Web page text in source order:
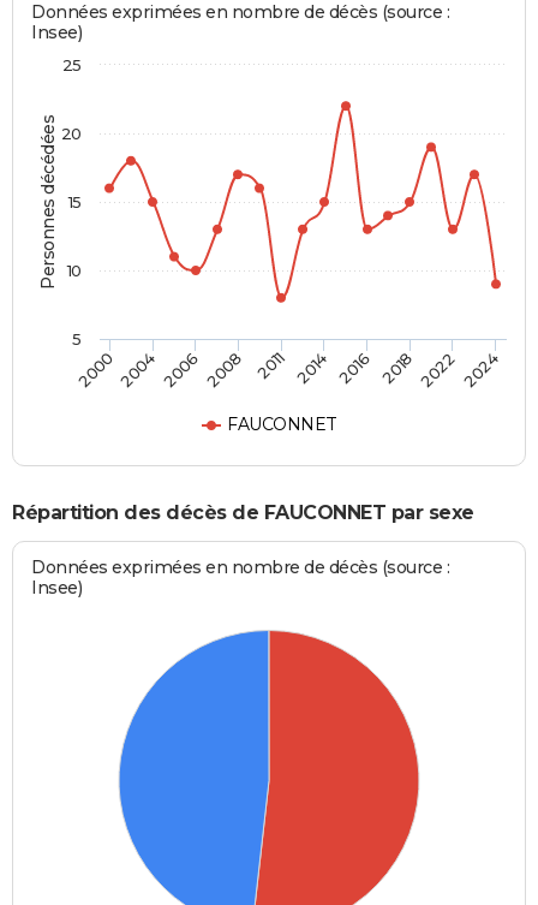
Personnes décédées
Données exprimées en nombre de décès (source :
Insee)
FAUCONNET
2000200420062008 2011 2014 2016 2018 20222024
5
10
15
20
25
Répartition des décès de FAUCONNET par sexe
Données exprimées en nombre de décès (source :
Insee)